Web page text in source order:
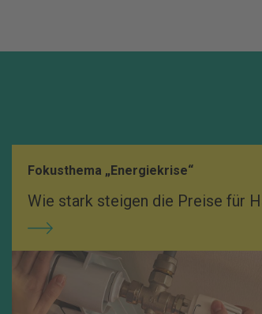
Fokusthema „Energiekrise“
Wie stark steigen die Preise für